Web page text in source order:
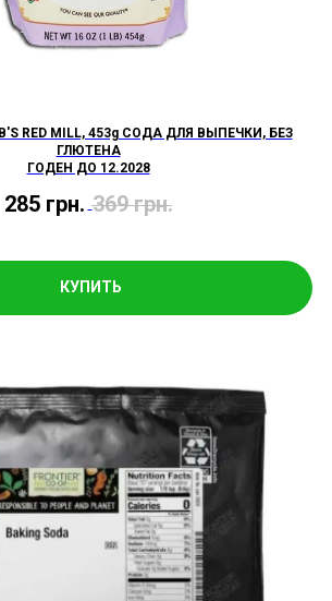
RED MILL, 453g СОДА ДЛЯ ВЫПЕЧКИ, БЕЗ
ГЛЮТЕНА
ГОДЕН ДО 12.2028
285 грн. 369 грн.
КУПИТЬ